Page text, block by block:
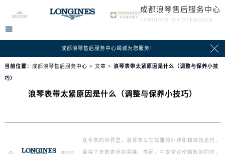
成都浪琴售后服务中心
LONGINES MAINTENANCE

成都浪琴售后服务中心竭诚为您服务！ 
当前位置： 成都浪琴售后服务中心 > 文章 > 浪琴表带太紧原因是什么（调整与保养小技
巧）
浪琴表带太紧原因是什么（调整与保养小技巧）
在手表的世界里，浪琴表以它优雅的外观和精准的走时，
赢得了无数表迷的青睐。然而，在享受这份精致的同时，